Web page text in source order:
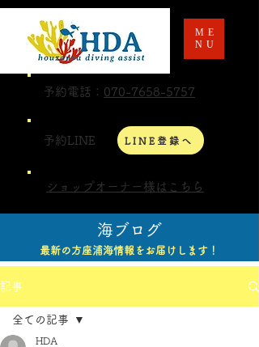
予約電話： 070-7658-5757
予約LINE LINE登録へ
ショップオーナー様はこちら
ME
NU
海ブログ
最新の方座浦海情報をお届けします！
記事
全ての記事
HDA